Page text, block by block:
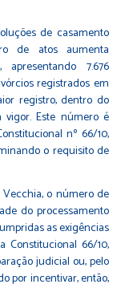
de casamento
de atos aumenta
7.676
registrados em
registro, dentro do
Este número é
nº 66/10,
o requisito de
Vecchia, o número de
do processamento
as exigências
Constitucional 66/10,
judicial ou, pelo
por incentivar, então,